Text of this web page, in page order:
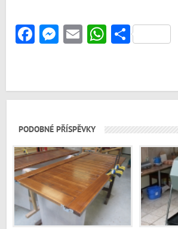
Facebook
Messenger
EmailWhatsApp
Share
PODOBNÉ PŘÍSPĚVKY